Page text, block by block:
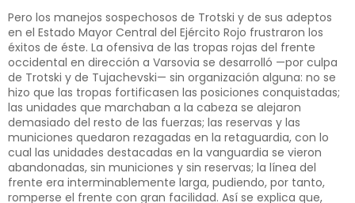
Pero los manejos sospechosos de Trotski y de sus adeptos
en el Estado Mayor Central del Ejército Rojo frustraron los
éxitos de éste. La ofensiva de las tropas rojas del frente
occidental en dirección a Varsovia se desarrolló —por culpa
de Trotski y de Tujachevski— sin organización alguna: no se
hizo que las tropas fortificasen las posiciones conquistadas;
las unidades que marchaban a la cabeza se alejaron
demasiado del resto de las fuerzas; las reservas y las
municiones quedaron rezagadas en la retaguardia, con lo
cual las unidades destacadas en la vanguardia se vieron
abandonadas, sin municiones y sin reservas; la línea del
frente era interminablemente larga, pudiendo, por tanto,
romperse el frente con gran facilidad. Así se explica que,